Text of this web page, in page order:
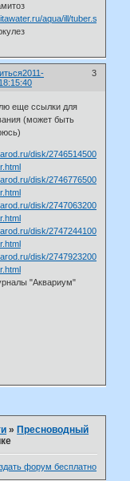
aqua/ill/tuber.shtml
3
2011-
еще ссылки для
(может быть
disk/27465145000/Akvari
disk/27467765000/Akvari
disk/27470632000/Akvari
disk/27472441000/Akvari
disk/27479232000/Akvari
"Аквариум"
» Пресноводный
форум бесплатно